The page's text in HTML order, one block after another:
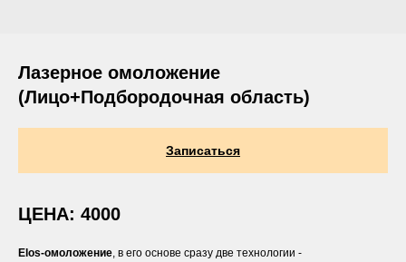
Лазерное омоложение
(Лицо+Подбородочная область)
Записаться
ЦЕНА: 4000
Elos-омоложение, в его основе сразу две технологии -